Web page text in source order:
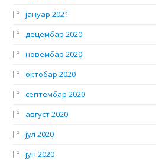
јануар 2021
децембар 2020
новембар 2020
октобар 2020
септембар 2020
август 2020
јул 2020
јун 2020